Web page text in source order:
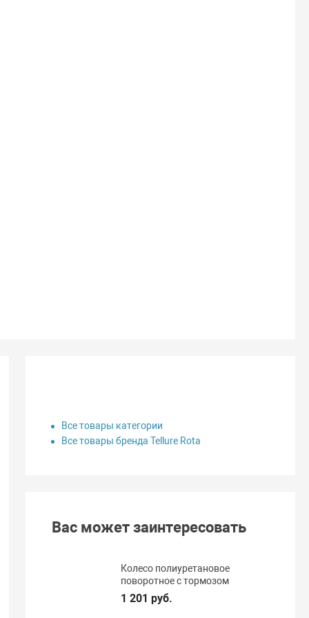
Все товары категории
Все товары бренда Tellure Rota
Вас может заинтересовать
Колесо полиуретановое
поворотное с тормозом
1 201 руб.